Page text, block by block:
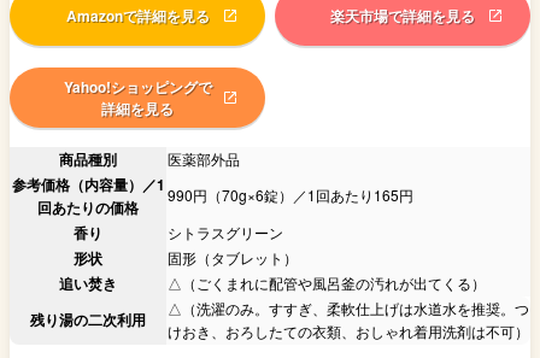
Amazonで詳細を見る 楽天市場で詳細を見る
Yahoo!ショッピングで
詳細を見る
商品種別 医薬部外品
参考価格（内容量）／1
回あたりの価格
990円（70g×6錠）／1回あたり165円
香り シトラスグリーン
形状 固形（タブレット）
追い焚き △（ごくまれに配管や風呂釜の汚れが出てくる）
残り湯の二次利用
△（洗濯のみ。すすぎ、柔軟仕上げは水道水を推奨。つ
けおき、おろしたての衣類、おしゃれ着用洗剤は不可）